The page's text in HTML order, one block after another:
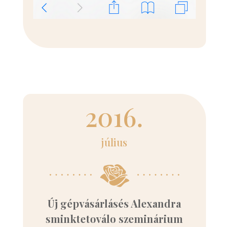
2016.
július
Új gépvásárlásés Alexandra
sminktetoválo szeminárium